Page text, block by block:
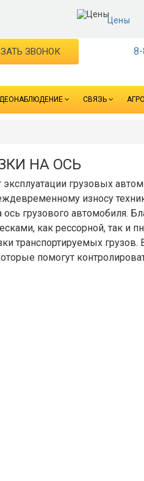
Цены
ЗВОНОК
СВЯЗЬ
НА ОСЬ
грузовых
износу
ось грузового автомобиля.
как рессорной, так
транспортируемых
помогут